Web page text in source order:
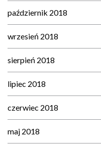
październik 2018
wrzesień 2018
sierpień 2018
lipiec 2018
czerwiec 2018
maj 2018